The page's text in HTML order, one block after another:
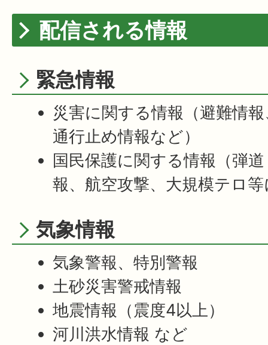
配信される情報
緊急情報
災害に関する情報（避難情
通行止め情報など）
国民保護に関する情報（弾
報、航空攻撃、大規模テロ
気象情報
気象警報、特別警報
土砂災害警戒情報
地震情報（震度4以上）
河川洪水情報 など